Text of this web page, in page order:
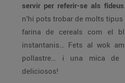
servir per referir-se als fideus
n’hi pots trobar de molts
farina de cereals com el
instantanis… Fets al wok
pollastre… i una mica de
deliciosos!